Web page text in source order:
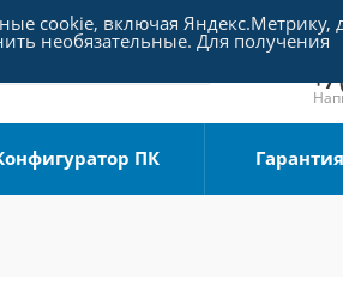
+7
+7
ПК
cookie, включая Яндекс.Метрику,
необязательные. Для получения